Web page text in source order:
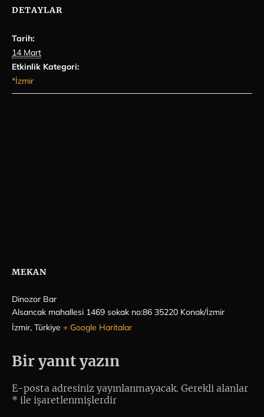
DETAYLAR
Tarih:
14 Mart
Etkinlik Kategori:
*İzmir
MEKAN
Dinozor Bar
Alsancak mahallesi 1469 sokak no:86 35220 Konak/İzmir
İzmir, Türkiye + Google Haritalar
Bir yanıt yazın
E-posta adresiniz yayınlanmayacak. Gerekli alanlar
* ile işaretlenmişlerdir